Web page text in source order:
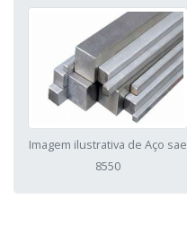
Imagem ilustrativa de Aço sae
8550